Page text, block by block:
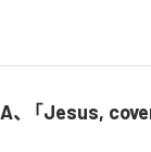
、「Jesus,